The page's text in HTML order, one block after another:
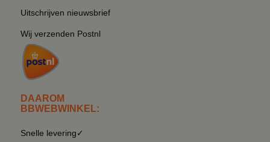
Uitschrijven nieuwsbrief
Wij verzenden Postnl
DAAROM
BBWEBWINKEL:
Snelle levering✓